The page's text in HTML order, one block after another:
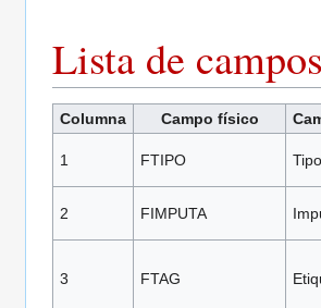
Lista de
Columna Campo físico
1 FTIPO Tipo
2 FIMPUTA
3 FTAG